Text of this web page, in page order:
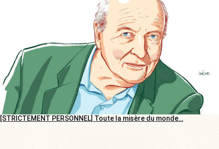
[STRICTEMENT PERSONNEL] Toute la misère du monde…